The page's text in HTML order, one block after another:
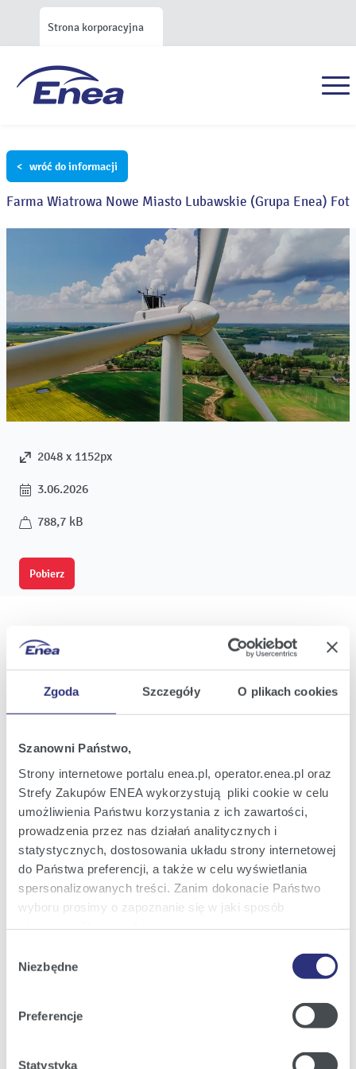
Zgoda Szczegóły O plikach cookies
Szanowni Państwo,
Strony internetowe portalu enea.pl, operator.enea.pl oraz
Strefy Zakupów ENEA wykorzystują pliki cookie w celu
umożliwienia Państwu korzystania z ich zawartości,
prowadzenia przez nas działań analitycznych i
statystycznych, dostosowania układu strony internetowej
do Państwa preferencji, a także w celu wyświetlania
spersonalizowanych treści. Zanim dokonacie Państwo
wyboru prosimy o zapoznanie się w jaki sposób
Szczegółowe informacje na ten temat znajdziecie
Polityce
zgodę na umieszczenie wszystkich rodzajów plików
zgody
Niezbędne
Preferencje
Statystyka
Strona korporacyjna
< wróć do informacji
Farma Wiatrowa Nowe Miasto Lubawskie (Grupa Enea) Fot
2048 x 1152px
3.06.2026
788,7 kB
Pobierz
Oferta dla domu
Oferta dla Małych firm
Oferta dla Biznesu
Zielona energia Dla domu
Zielona energia dla Małych firm
Instytucje publiczne
Podmioty współpracujące
Obsługa Klienta dla Małych firm